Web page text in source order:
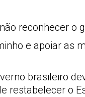
reconhecer o
e apoiar as
brasileiro
restabelecer o